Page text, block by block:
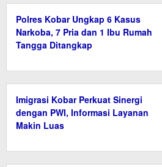
Polres Kobar Ungkap 6 Kasus
Narkoba, 7 Pria dan 1 Ibu Rumah
Tangga Ditangkap
Imigrasi Kobar Perkuat Sinergi
dengan PWI, Informasi Layanan
Makin Luas